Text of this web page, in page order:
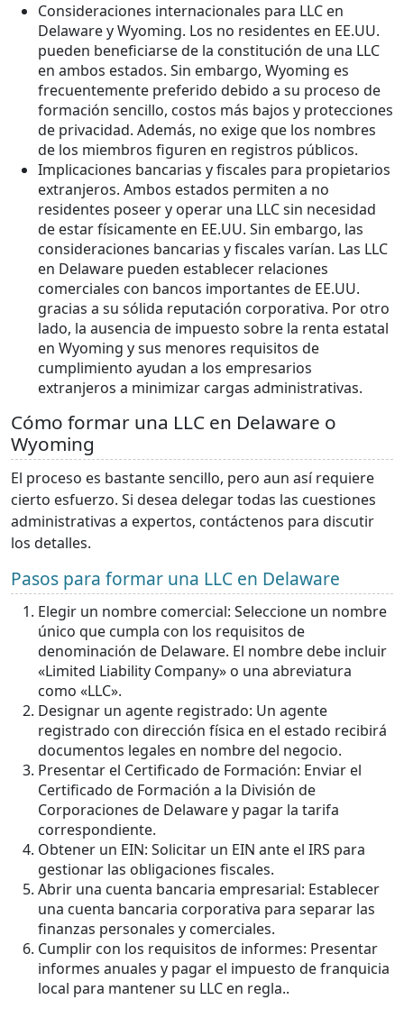
Consideraciones internacionales para LLC en
Delaware y Wyoming. Los no residentes en EE.UU.
pueden beneficiarse de la constitución de una LLC
en ambos estados. Sin embargo, Wyoming es
frecuentemente preferido debido a su proceso de
formación sencillo, costos más bajos y protecciones
de privacidad. Además, no exige que los nombres
de los miembros figuren en registros públicos.
Implicaciones bancarias y fiscales para propietarios
extranjeros. Ambos estados permiten a no
residentes poseer y operar una LLC sin necesidad
de estar físicamente en EE.UU. Sin embargo, las
consideraciones bancarias y fiscales varían. Las LLC
en Delaware pueden establecer relaciones
comerciales con bancos importantes de EE.UU.
gracias a su sólida reputación corporativa. Por otro
lado, la ausencia de impuesto sobre la renta estatal
en Wyoming y sus menores requisitos de
cumplimiento ayudan a los empresarios
extranjeros a minimizar cargas administrativas.
Cómo formar una LLC en Delaware o
Wyoming
El proceso es bastante sencillo, pero aun así requiere
cierto esfuerzo. Si desea delegar todas las cuestiones
administrativas a expertos, contáctenos para discutir
los detalles.
Pasos para formar una LLC en Delaware
Elegir un nombre comercial: Seleccione un nombre
único que cumpla con los requisitos de
denominación de Delaware. El nombre debe incluir
«Limited Liability Company» o una abreviatura
como «LLC».
Designar un agente registrado: Un agente
registrado con dirección física en el estado recibirá
documentos legales en nombre del negocio.
Presentar el Certificado de Formación: Enviar el
Certificado de Formación a la División de
Corporaciones de Delaware y pagar la tarifa
correspondiente.
Obtener un EIN: Solicitar un EIN ante el IRS para
gestionar las obligaciones fiscales.
Abrir una cuenta bancaria empresarial: Establecer
una cuenta bancaria corporativa para separar las
finanzas personales y comerciales.
Cumplir con los requisitos de informes: Presentar
informes anuales y pagar el impuesto de franquicia
local para mantener su LLC en regla..